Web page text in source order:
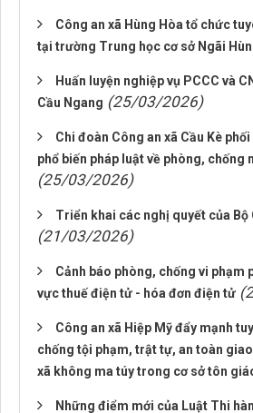
Công an xã Hùng Hòa tổ chức
tại trường Trung học cơ sở Ngãi
Huấn luyện nghiệp vụ PCCC và
Cầu Ngang (25/03/2026)
Chi đoàn Công an xã Cầu Kè
phổ biến pháp luật về phòng, chống
(25/03/2026)
Triển khai các nghị quyết của Bộ
(21/03/2026)
Cảnh báo phòng, chống vi phạm
vực thuế điện tử - hóa đơn điện tử
Công an xã Hiệp Mỹ đẩy mạnh
chống tội phạm, trật tự, an toàn
xã không ma túy trong cơ sở tôn
Những điểm mới của Luật Thi